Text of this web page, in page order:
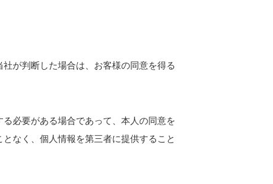
が判断した場合は、お客様の同意を得る
必要がある場合であって、本人の同意を
なく、個人情報を第三者に提供すること